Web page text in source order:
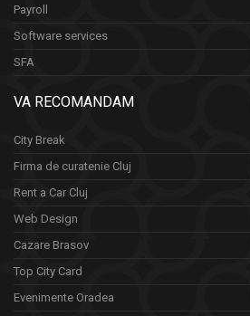
Payroll
Software services
SFA
VA RECOMANDAM
City Break
Firma de curatenie Cluj
Rent a Car Cluj
Web Design
Cazare Brasov
Top City Card
Evenimente Oradea